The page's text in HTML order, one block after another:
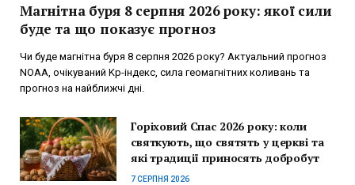
Магнітна буря 8 серпня 2026 року: якої сили
буде та що показує прогноз
Чи буде магнітна буря 8 серпня 2026 року? Актуальний прогноз
NOAA, очікуваний Kp-індекс, сила геомагнітних коливань та
прогноз на найближчі дні.
Горіховий Спас 2026 року: коли
святкують, що святять у церкві та
які традиції приносять добробут
7 СЕРПНЯ 2026